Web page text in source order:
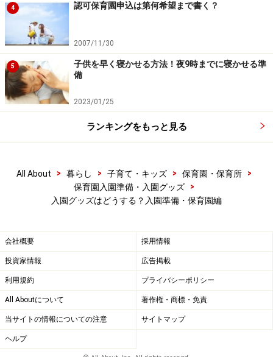
4 認可保育園申込は第何希望まで書く？
2007/11/30
5
子供を早く寝かせる方法！夜9時までに寝かせる準
備
2023/01/25
ランキングをもっと見る
All About > 暮らし > 子育て・キッズ > 保育園・保育所
>
保育園入園準備・入園グッズ
>
入園グッズはどうする？入園準備・保育園編
会社概要 採用情報
投資家情報 広告掲載
利用規約 プライバシーポリシー
All Aboutについて 著作権・商標・免責
当サイトの情報についての注意 サイトマップ
ヘルプ